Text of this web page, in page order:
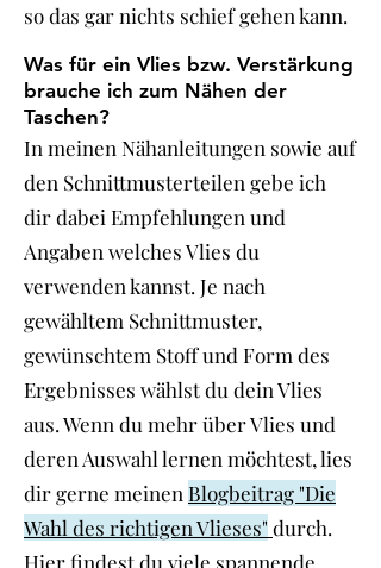
so das gar nichts schief gehen kann.
Was für ein Vlies bzw. Verstärkung
brauche ich zum Nähen der
Taschen?
In meinen Nähanleitungen sowie auf
den Schnittmusterteilen gebe ich
dir dabei Empfehlungen und
Angaben welches Vlies du
verwenden kannst. Je nach
gewähltem Schnittmuster,
gewünschtem Stoff und Form des
Ergebnisses wählst du dein Vlies
aus. Wenn du mehr über Vlies und
deren Auswahl lernen möchtest, lies
dir gerne meinen Blogbeitrag "Die
Wahl des richtigen Vlieses" durch.
Hier findest du viele spannende